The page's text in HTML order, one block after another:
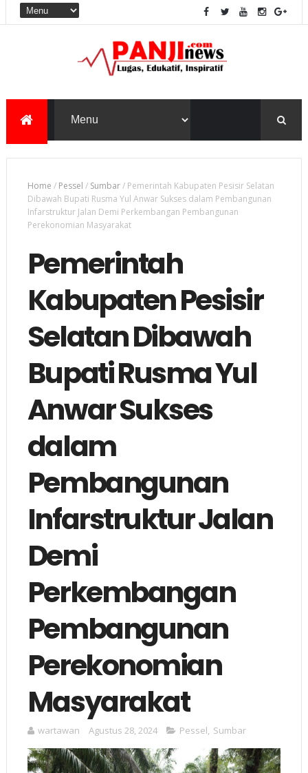
Home / Pessel / Sumbar/ Pemerintah Kabupaten Pesisir Selatan
Dibawah Bupati Rusma Yul Anwar Sukses dalam Pembangunan
Infarstruktur Jalan Demi Perkembangan Pembangunan
Perekonomian Masyarakat
Pemerintah
Kabupaten Pesisir
Selatan Dibawah
Bupati Rusma Yul
Anwar Sukses
dalam
Pembangunan
Infarstruktur Jalan
Demi
Perkembangan
Pembangunan
Perekonomian
Masyarakat
wartawan Agustus 28, 2024 Pessel Sumbar